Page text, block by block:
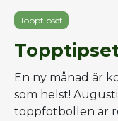
Topptipset
En ny månad är
som helst!
toppfotbollen är